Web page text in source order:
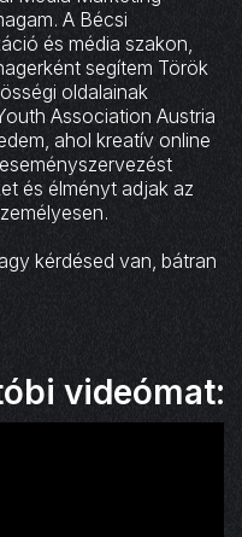
A Bécsi
és média szakon,
segítem Török
oldalainak
Association Austria
ahol kreatív online
és élményt adjak az
kérdésed van, bátran
videómat: